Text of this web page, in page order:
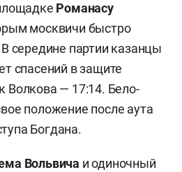
Романасу
москвичи быстро
середине партии казанцы
спасений в защите
Волкова — 17:14. Бело-
положение после аута
Богдана.
Вольвича и одиночный